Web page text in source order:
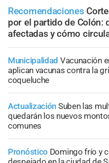
Recomendaciones
por el partido de Colón:
afectadas y cómo
Municipalidad Vacunación
aplican vacunas contra la
coqueluche
Actualización Suben las
quedarán los nuevos
comunes
Pronóstico Domingo frío y